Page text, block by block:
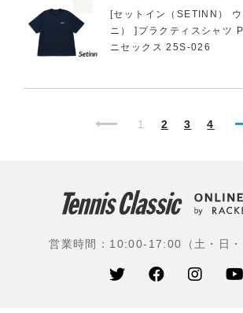
[セットイン（SETINN） ウ
ニ） ]プラクティスシャツ
ニセックス 25S-026
1 2 3 4
営業時間：10:00-17:00（土・日・